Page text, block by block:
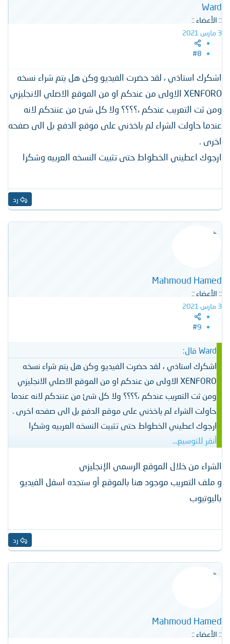
Ward
:: الأعضاء ::
3 مارس 2021
#8
اشكرك استاذي ، لقد حضرت الفيديو وكن هل يتم شراء نسخه
XENFORO الاولى من عندكم او من الموقع الاصلي الانجليزي
ومن ثت التعريب عندكم ،؟؟؟؟ ولا كل شئ من عنندكم لانه
عندما حاولت الشراء لم ياخذني على موقع الدفع بل الى صفحه
اخرى .
ارجوك اعطيني الخطواط حتى تثبيت النسخه العربيه وشكرا
رد
Mahmoud Hamed
:: الأعضاء ::
3 مارس 2021
#9
Ward قال:
اشكرك استاذي ، لقد حضرت الفيديو وكن هل يتم شراء نسخه
XENFORO الاولى من عندكم او من الموقع الاصلي الانجليزي
ومن ثت التعريب عندكم ،؟؟؟؟ ولا كل شئ من عنندكم لانه عندما
حاولت الشراء لم ياخذني على موقع الدفع بل الى صفحه اخرى .
ارجوك اعطيني الخطواط حتى تثبيت النسخه العربيه وشكرا
أنقر للتوسيع...
الشراء من خلال الموقع الرسمي الإنجليزي
و ملف التعريب موجود هنا بالموقع أو ستجده اسفل الفيديو
باليوتيوب
رد
Mahmoud Hamed
:: الأعضاء ::